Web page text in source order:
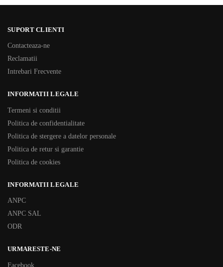
SUPORT CLIENTI
Contacteaza-ne
Reclamatii
Intrebari Frecvente
INFORMATII LEGALE
Termeni si conditii
Politica de confidentialitate
Politica de stergere a datelor personale
Politica de retur si garantie
Politica de cookies
INFORMATII LEGALE
ANPC
ANPC SAL
ODR
URMARESTE-NE
Facebook